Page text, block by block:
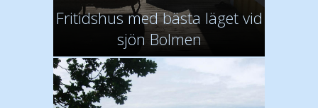
Fritidshus med bästa läget vid
sjön Bolmen